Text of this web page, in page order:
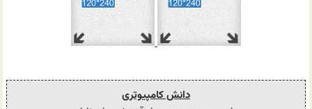
دانش کامپیوتری